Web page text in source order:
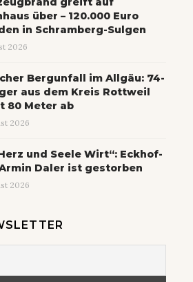
über – 120.000 Euro
in Schramberg-Sulgen
2026
Bergunfall im Allgäu: 74-
aus dem Kreis Rottweil
80 Meter ab
2026
und Seele Wirt“: Eckhof-
Daler ist gestorben
2026